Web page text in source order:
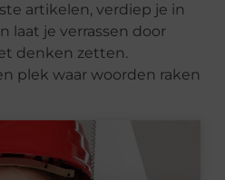
artikelen, verdiep je in
laat je verrassen door
denken zetten.
plek waar woorden raken